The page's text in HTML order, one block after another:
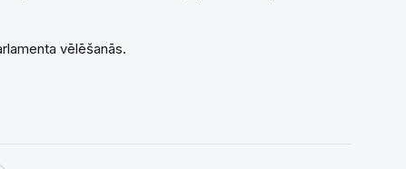
vēlēšanās.